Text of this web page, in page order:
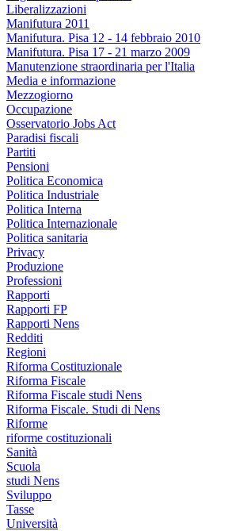
Liberalizzazioni
Manifutura 2011
Manifutura. Pisa 12 - 14 febbraio 2010
Manifutura. Pisa 17 - 21 marzo 2009
Manutenzione straordinaria per l'Italia
Media e informazione
Mezzogiorno
Occupazione
Osservatorio Jobs Act
Paradisi fiscali
Partiti
Pensioni
Politica Economica
Politica Industriale
Politica Interna
Politica Internazionale
Politica sanitaria
Privacy
Produzione
Professioni
Rapporti
Rapporti FP
Rapporti Nens
Redditi
Regioni
Riforma Costituzionale
Riforma Fiscale
Riforma Fiscale studi Nens
Riforma Fiscale. Studi di Nens
Riforme
riforme costituzionali
Sanità
Scuola
studi Nens
Sviluppo
Tasse
Università